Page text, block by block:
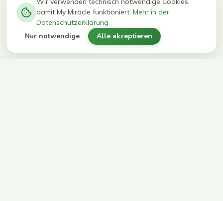
kg in 12
Wochen
erreichen
ihr Ziel
damit My Miracle funktioniert. Mehr in der
Datenschutzerklärung
Nur notwendige Alle akzeptieren